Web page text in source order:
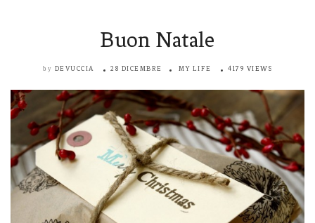
Buon Natale
by DEVUCCIA 28 DICEMBRE MY LIFE 4179 VIEWS